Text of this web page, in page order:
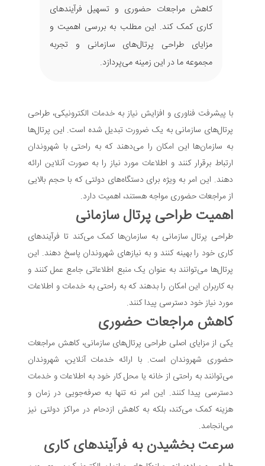
کاهش مراجعات حضوری و تسهیل فرآیندهای
کاری کمک کند. این مطلب به بررسی اهمیت و
مزایای طراحی پرتال‌های سازمانی و تجربه
مجموعه ما در این زمینه می‌پردازد.
با پیشرفت فناوری و افزایش نیاز به خدمات الکترونیکی، طراحی
پرتال‌های سازمانی به یک ضرورت تبدیل شده است. این پرتال‌ها
به سازمان‌ها این امکان را می‌دهند که به راحتی با شهروندان
ارتباط برقرار کنند و اطلاعات مورد نیاز را به صورت آنلاین ارائه
دهند. این امر به ویژه برای دستگاه‌های دولتی که با حجم بالایی
از مراجعات حضوری مواجه هستند، اهمیت دارد.
اهمیت طراحی پرتال سازمانی
طراحی پرتال سازمانی به سازمان‌ها کمک می‌کند تا فرآیندهای
کاری خود را بهینه کنند و به نیازهای شهروندان پاسخ دهند. این
پرتال‌ها می‌توانند به عنوان یک منبع اطلاعاتی جامع عمل کنند و
به کاربران این امکان را بدهند که به راحتی به خدمات و اطلاعات
مورد نیاز خود دسترسی پیدا کنند.
کاهش مراجعات حضوری
یکی از مزایای اصلی طراحی پرتال‌های سازمانی، کاهش مراجعات
حضوری شهروندان است. با ارائه خدمات آنلاین، شهروندان
می‌توانند به راحتی از خانه یا محل کار خود به اطلاعات و خدمات
دسترسی پیدا کنند. این امر نه تنها به صرفه‌جویی در زمان و
هزینه کمک می‌کند، بلکه به کاهش ازدحام در مراکز دولتی نیز
می‌انجامد.
سرعت بخشیدن به فرآیندهای کاری